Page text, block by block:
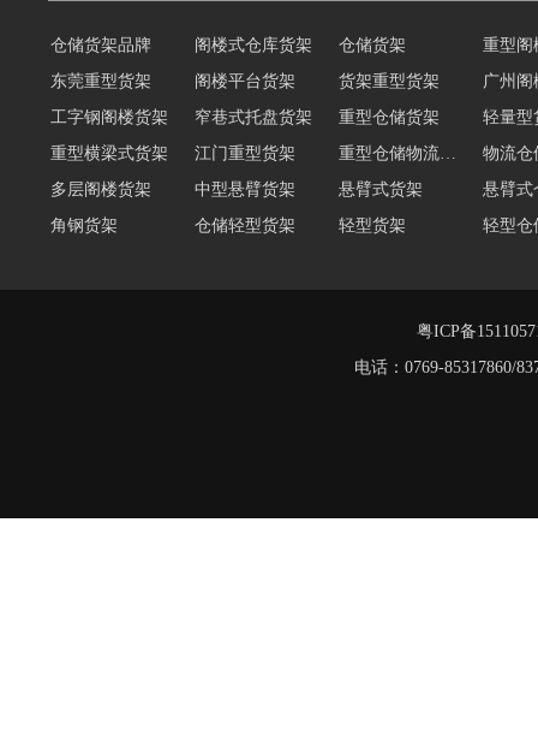
仓储货架品牌 阁楼式仓库货架 仓储货架
重型阁
东莞重型货架
阁楼平台货架 货架重型货架
广州
工字钢阁楼货架
窄巷式托盘货架 重型仓储货架
轻量型
重型横梁式货架
江门重型货架
物流仓
多层阁楼货架
中型悬臂货架 悬臂式货架
悬臂式
角钢货架
仓储轻型货架 轻型货架
轻型仓
深圳阁楼货架
佛山重型货架
粤ICP备
电话：0769-85317860/